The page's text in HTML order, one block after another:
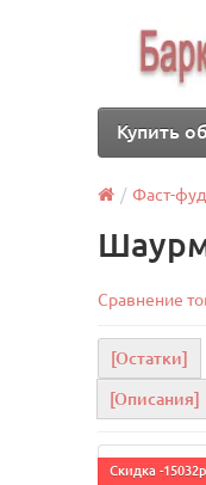
Купить
Фаст-фуд
Сравнение
[Остатки]
[Описания]
Скидка -15032р